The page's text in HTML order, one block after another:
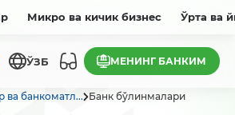
Микро ва кичик бизнес Ўрта ва
ЎЗБ МЕНИНГ БАНКИМ
ва банкоматл... Банк бўлинмалари